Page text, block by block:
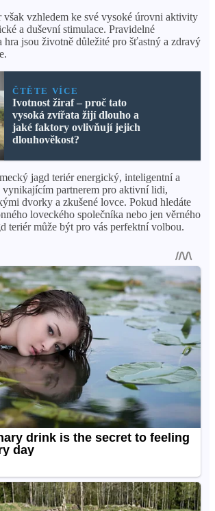
však vzhledem ke své vysoké úrovni aktivity
a duševní stimulace. Pravidelné
hra jsou životně důležité pro šťastný a zdravý
ČTĚTE VÍCE
Ivotnost žiraf – proč tato
vysoká zvířata žijí dlouho a
jaké faktory ovlivňují jejich
dlouhověkost?
jagd teriér energický, inteligentní a
vynikajícím partnerem pro aktivní lidi,
dvorky a zkušené lovce. Pokud hledáte
loveckého společníka nebo jen věrného
teriér může být pro vás perfektní volbou.